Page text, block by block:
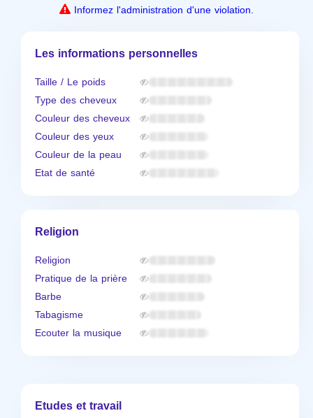
Informez l'administration d'une violation.
Les informations personnelles
Taille / Le poids
Type des cheveux
Couleur des cheveux
Couleur des yeux
Couleur de la peau
Etat de santé
Religion
Religion
Pratique de la prière
Barbe
Tabagisme
Ecouter la musique
Etudes et travail